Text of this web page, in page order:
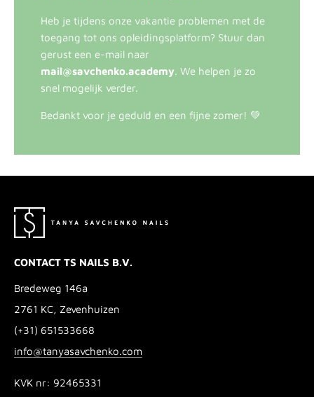
Heb je tijdens onze vakantie problemen met de
toegang tot ons opleidingsplatform? Stuur dan
gerust een e-mail naar
mail@savchenko.academy. We helpen je zo
snel mogelijk verder.
Bedankt voor je geduld en een fijne zomer! 💚
CONTACT TS NAILS B.V.
Bredeweg 146a
2761 KC, Zevenhuizen
(+31) 651533668
info@tanyasavchenko.com
KVK nr: 92465331